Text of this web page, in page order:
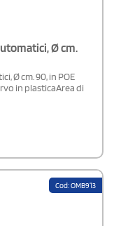
Ø cm.
Ø cm. 90, in POE
in plasticaArea di
Cod: OMB913